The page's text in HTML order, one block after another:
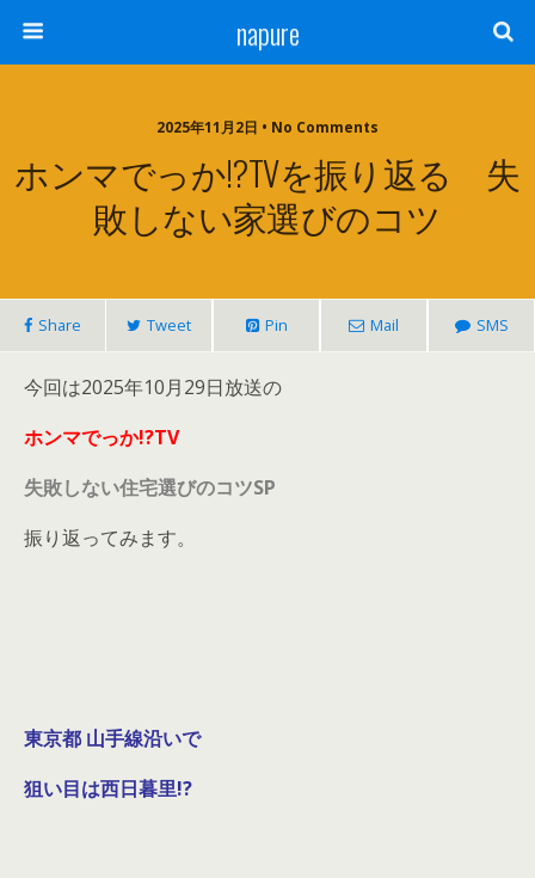
napure
2025年11月2日 • No Comments
ホンマでっか!?TVを振り返る 失
敗しない家選びのコツ
Share Tweet Pin Mail SMS
今回は2025年10月29日放送の
ホンマでっか!?TV
失敗しない住宅選びのコツSP
振り返ってみます。
東京都 山手線沿いで
狙い目は西日暮里!?